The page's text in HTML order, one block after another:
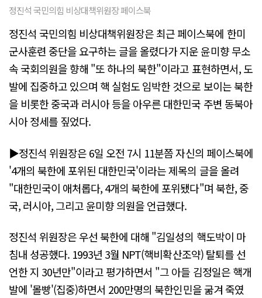
정진석 국민의힘 비상대책위원장 페이스북
정진석 국민의힘 비상대책위원장은 최근 페이스북에 한미
군사훈련 중단을 요구하는 글을 올렸다가 지운 윤미향 무소
속 국회의원을 향해 "또 하나의 북한"이라고 표현하면서, 도
발에 집중하고 있으며 핵 실험도 임박한 것으로 보이는 북한
을 비롯한 중국과 러시아 등을 아우른 대한민국 주변 동북아
시아 정세를 짚었다.
▶정진석 위원장은 6일 오전 7시 11분쯤 자신의 페이스북에
'4개의 북한에 포위된 대한민국'이라는 제목의 글을 올려
"대한민국이 애처롭다, 4개의 북한에 포위됐다"며 북한, 중
국, 러시아, 그리고 윤미향 의원을 언급했다.
정진석 위원장은 우선 북한에 대해 "김일성의 핵도박이 마
침내 성공했다. 1993년 3월 NPT(핵비확산조약) 탈퇴를 선
언한 지 30년만"이라고 평가하면서 "그 아들 김정일은 핵개
발에 '몰빵'(집중)하면서 200만명의 북한인민을 굶겨 죽였